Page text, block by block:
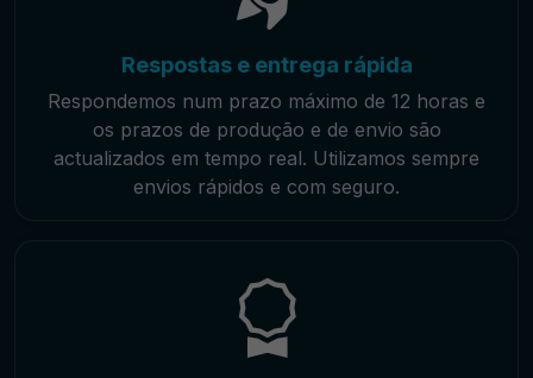
Respostas e entrega rápida
Respondemos num prazo máximo de 12 horas e
os prazos de produção e de envio são
actualizados em tempo real. Utilizamos sempre
envios rápidos e com seguro.